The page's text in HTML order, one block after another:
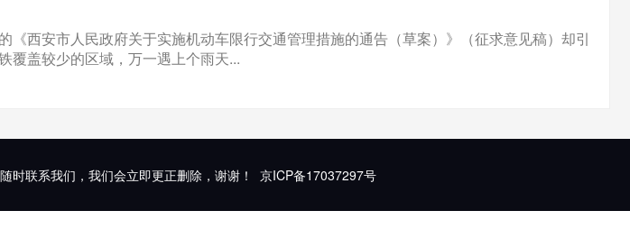
《西安市人民政府关于实施机动车限行交通管理措施的通告（草案）》（征求意见稿）却引
覆盖较少的区域，万一遇上个雨天...
时联系我们，我们会立即更正删除，谢谢！ 京ICP备17037297号